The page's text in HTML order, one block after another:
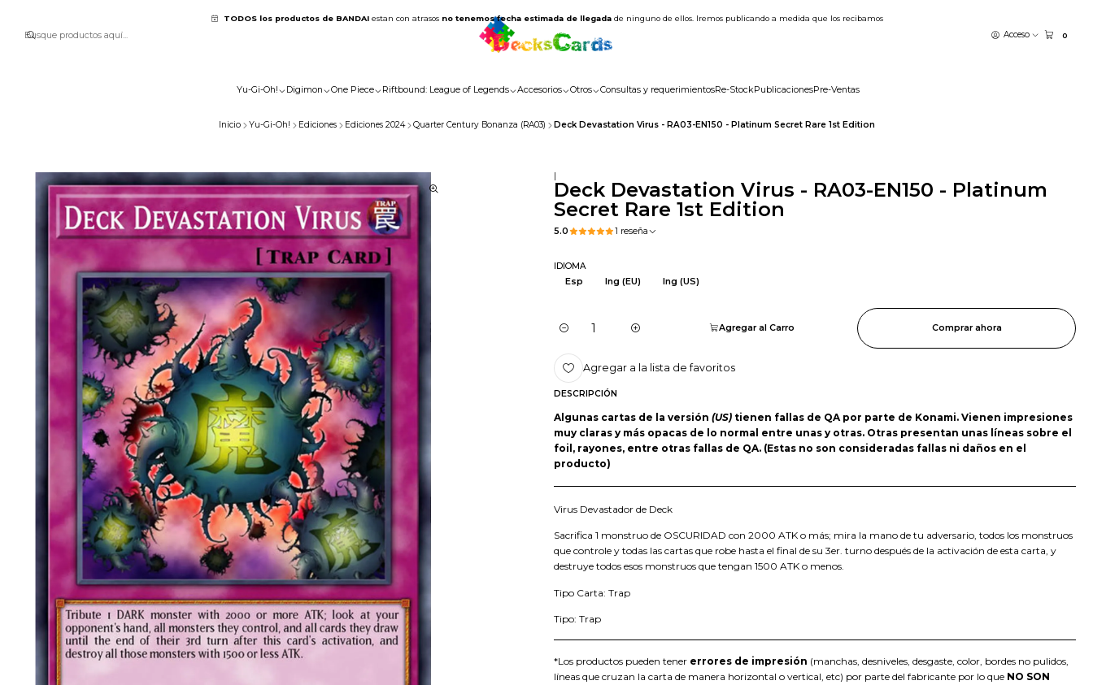
Acceso 0
Yu-Gi-Oh! Digimon One Piece Riftbound: League of Legends Accesorios Otros Consultas y requerimientosRe-StockPublicacionesPre-Ventas
TODOS los productos de BANDAI estan con atrasos no tenemos fecha estimada de llegadade ninguno de ellos. Iremos publicando a medida que los recibamos
Inicio Yu-Gi-Oh! Ediciones Ediciones 2024 Quarter Century Bonanza (RA03) Deck Devastation Virus - RA03-EN150 - Platinum Secret Rare 1st Edition
|
Deck Devastation Virus - RA03-EN150 - Platinum
Secret Rare 1st Edition
5.0 1 reseña
IDIOMA
Esp
Ing (EU) Ing (US)
Cantidad
Agregar al Carro Comprar ahora
Agregar a la lista de favoritos
DESCRIPCIÓN
Algunas cartas de la versión (US) tienen fallas de QA por parte de Konami. Vienen impresiones
muy claras y más opacas de lo normal entre unas y otras. Otras presentan unas líneas sobre el
foil, rayones, entre otras fallas de QA. (Estas no son consideradas fallas ni daños en el
producto)
Virus Devastador de Deck
Sacrifica 1 monstruo de OSCURIDAD con 2000 ATK o más; mira la mano de tu adversario, todos los monstruos
que controle y todas las cartas que robe hasta el final de su 3er. turno después de la activación de esta carta, y
destruye todos esos monstruos que tengan 1500 ATK o menos.
Tipo Carta: Trap
Tipo: Trap
*Los productos pueden tener errores de impresión (manchas, desniveles, desgaste, color, bordes no pulidos,
líneas que cruzan la carta de manera horizontal o vertical, etc) por parte del fabricante por lo que NO SON